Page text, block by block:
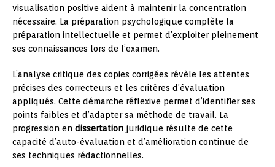
visualisation positive aident à maintenir la concentration
nécessaire. La préparation psychologique complète la
préparation intellectuelle et permet d’exploiter pleinement
ses connaissances lors de l’examen.
L’analyse critique des copies corrigées révèle les attentes
précises des correcteurs et les critères d’évaluation
appliqués. Cette démarche réflexive permet d’identifier ses
points faibles et d’adapter sa méthode de travail. La
progression en dissertation juridique résulte de cette
capacité d’auto-évaluation et d’amélioration continue de
ses techniques rédactionnelles.